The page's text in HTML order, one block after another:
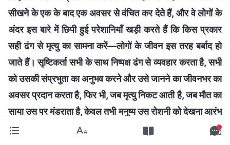
सीखने के एक के बाद एक अवसर से वंचित कर देते हैं, और वे लोगों के
अंदर इस बारे में छिपी हुई परेशानियाँ खड़ी करते हैं कि किस प्रकार
सही ढंग से मृत्यु का सामना करें—लोगों के जीवन इस तरह बर्बाद हो
जाते हैं। सृष्टिकर्ता सभी के साथ निष्पक्ष ढंग से व्यवहार करता है, सभी
को उसकी संप्रभुता का अनुभव करने और उसे जानने का जीवनभर का
अवसर प्रदान करता है, फिर भी, जब मृत्यु निकट आती है, जब मौत का
साया उस पर मंडराता है, केवल तभी मनुष्य उस रोशनी को देखना आरंभ
करता है—और तब तक बहुत देर हो चुकी होती है!
(वचन, खंड 2,